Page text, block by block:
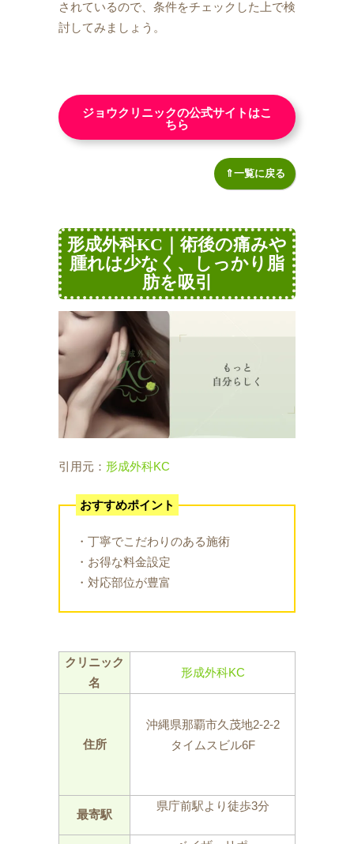
されているので、条件をチェックした上で検
討してみましょう。
ジョウクリニックの公式サイトはこ
ちら
⇑一覧に戻る
形成外科KC｜術後の痛みや
腫れは少なく、しっかり脂
肪を吸引
引用元： 形成外科KC
おすすめポイント
・丁寧でこだわりのある施術
・お得な料金設定
・対応部位が豊富
クリニック
名
形成外科KC
住所
沖縄県那覇市久茂地2-2-2
タイムスビル6F
最寄駅
県庁前駅より徒歩3分